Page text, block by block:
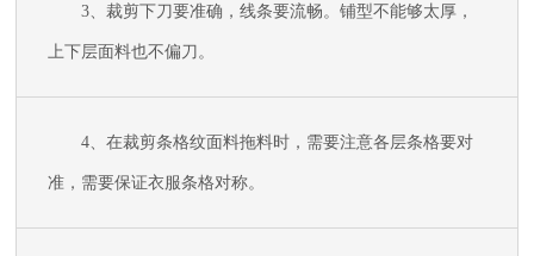
3、裁剪下刀要准确 ，线条要流畅。铺型不能够太厚，
上下层面料也不偏刀。
4、在裁剪条格纹面料拖料时，需要注意各层条格要对
准，需要保证衣服条格对称。